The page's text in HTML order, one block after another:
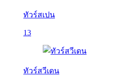
ทัวร์สเปน
13
ทัวร์สวีเดน